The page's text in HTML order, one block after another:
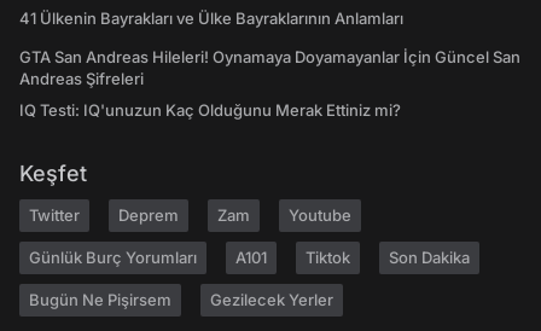
41 Ülkenin Bayrakları ve Ülke Bayraklarının Anlamları
GTA San Andreas Hileleri! Oynamaya Doyamayanlar İçin Güncel San
Andreas Şifreleri
IQ Testi: IQ'unuzun Kaç Olduğunu Merak Ettiniz mi?
Keşfet
Twitter Deprem Zam Youtube
Günlük Burç Yorumları A101 Tiktok Son Dakika
Bugün Ne Pişirsem Gezilecek Yerler